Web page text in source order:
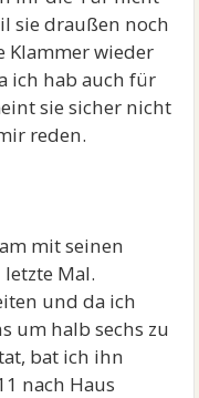
sie draußen noch
Klammer wieder
ich hab auch für
sie sicher nicht
reden.
mit seinen
Mal.
und da ich
um halb sechs zu
bat ich ihn
nach Haus